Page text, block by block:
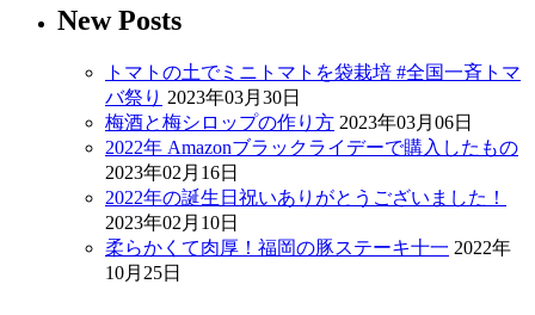
New Posts
トマトの土でミニトマトを袋栽培 #全国一斉トマ
バ祭り 2023年03月30日
梅酒と梅シロップの作り方 2023年03月06日
2022年 Amazonブラックライデーで購入したもの
2023年02月16日
2022年の誕生日祝いありがとうございました！
2023年02月10日
柔らかくて肉厚！福岡の豚ステーキ十一 2022年
10月25日